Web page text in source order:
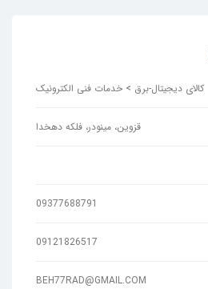
کالای دیجیتال-برق > خدمات فنی الکترونیک
قزوین، مینودر، فلکه دهخدا
09377688791
09121826517
BEH77RAD@GMAIL.COM